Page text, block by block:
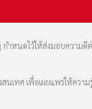
กำหนดไว้ให้ส่งมอบควา
ทศ เพื่อเผยแพร่ให้ควา